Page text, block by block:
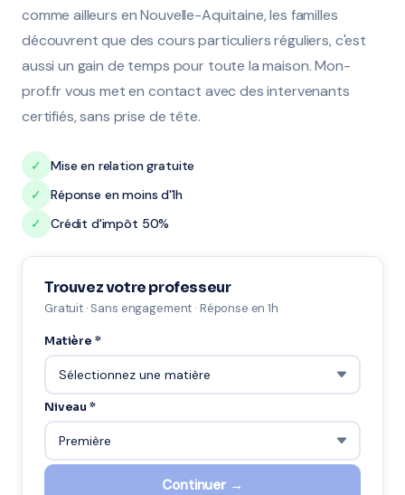
comme ailleurs en Nouvelle-Aquitaine, les familles
découvrent que des cours particuliers réguliers, c'est
aussi un gain de temps pour toute la maison. Mon-
prof.fr vous met en contact avec des intervenants
certifiés, sans prise de tête.
✓
Mise en relation gratuite
✓
Réponse en moins d'1h
✓
Crédit d'impôt 50%
Trouvez votre professeur
Gratuit · Sans engagement · Réponse en 1h
Matière *
Niveau *
Continuer →